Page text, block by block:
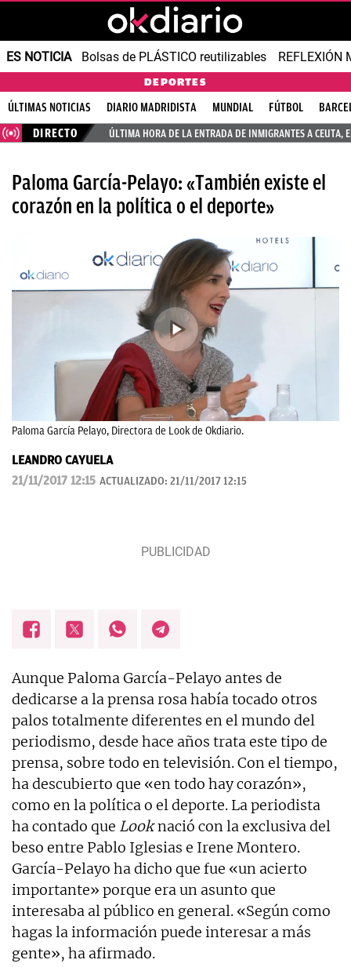
ES NOTICIA Bolsas de PLÁSTICO reutilizables REFLEXIÓN
DEPORTES
ÚLTIMAS NOTICIAS DIARIO MADRIDISTA MUNDIAL FÚTBOL
DIRECTO
ÚLTIMA HORA DE LA ENTRADA DE INMIGRANTES A CEUTA,
Paloma García-Pelayo: «También existe el
corazón en la política o el deporte»
Paloma García Pelayo, Directora de Look de Okdiario.
LEANDRO CAYUELA
21/11/2017 12:15 ACTUALIZADO: 21/11/2017 12:15
Aunque Paloma García-Pelayo antes de
dedicarse a la prensa rosa había tocado otros
palos totalmente diferentes en el mundo del
periodismo, desde hace años trata este tipo de
prensa, sobre todo en televisión. Con el tiempo,
ha descubierto que «en todo hay corazón»,
como en la política o el deporte. La periodista
ha contado que Looknació con la exclusiva del
beso entre Pablo Iglesias e Irene Montero.
García-Pelayo ha dicho que fue «un acierto
importante» porque era un asunto que
interesaba al público en general. «Según como
hagas la información puede interesar a más
gente», ha afirmado.